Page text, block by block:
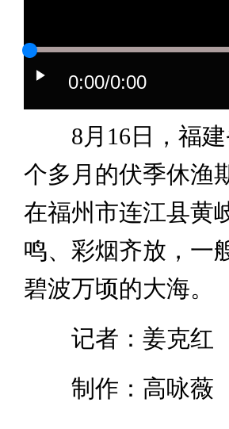
0:00/0:00
8月16日，福建
个多月的伏季休渔
在福州市连江县黄
鸣、彩烟齐放，一
碧波万顷的大海。
记者：姜克
制作：高咏薇